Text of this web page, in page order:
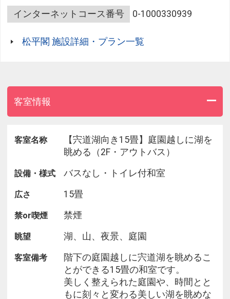
インターネットコース番号
0-1000330939
松平閣 施設詳細・プラン一覧
客室情報
客室名称
【宍道湖向き15畳】庭園越しに湖を
眺める（2F・アウトバス）
設備・様式 バスなし・トイレ付和室
広さ 15畳
禁or喫煙 禁煙
眺望 湖、山、夜景、庭園
客室備考
階下の庭園越しに宍道湖を眺めるこ
とができる15畳の和室です。
美しく整えられた庭園や、時間とと
もに刻々と変わる美しい湖を眺めな